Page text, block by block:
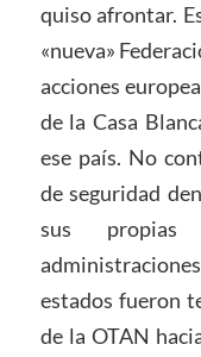
quiso afrontar.
«nueva»
acciones
de la Casa
ese país. No
de seguridad
sus propias
estados fueron
de la OTAN